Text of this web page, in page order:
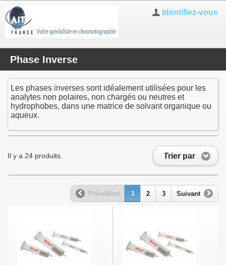
Identifiez-vous
Phase Inverse
Les phases inverses sont idéalement utilisées pour les
analytes non polaires, non chargés ou neutres et
hydrophobes, dans une matrice de solvant organique ou
aqueux.
Trier par
Il y a 24 produits.
Précédent 1 2 3 Suivant